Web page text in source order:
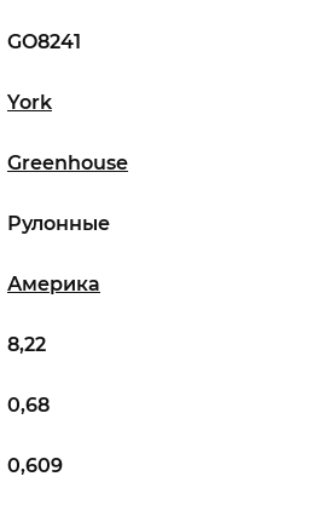
GO8241
York
Greenhouse
8,22
0,68
0,609
Америка
Рулонные